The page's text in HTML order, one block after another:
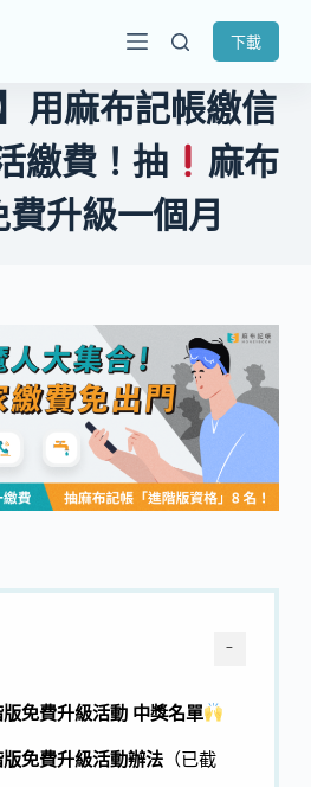
下載
用麻布記帳繳信
繳費！抽
麻布
升級一個月
−
免費升級活動 中獎名單
免費升級活動辦法（已截